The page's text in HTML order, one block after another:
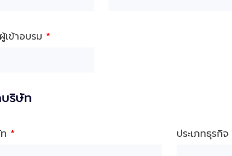
เข้าอบรม *
ริษัท
* ประเภทธุรกิจ